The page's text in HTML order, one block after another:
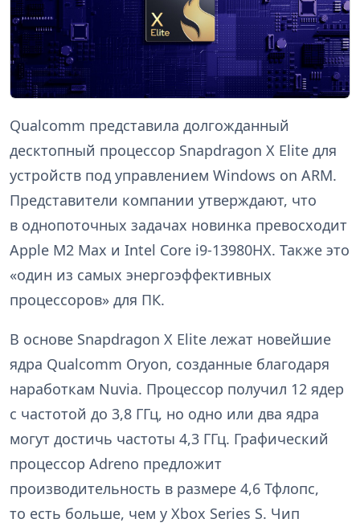
Qualcomm представила долгожданный
десктопный процессор Snapdragon X Elite для
устройств под управлением Windows on ARM.
Представители компании утверждают, что
в однопоточных задачах новинка превосходит
Apple M2 Max и Intel Core i9-13980HX. Также это
«один из самых энергоэффективных
процессоров» для ПК.
В основе Snapdragon X Elite лежат новейшие
ядра Qualcomm Oryon, созданные благодаря
наработкам Nuvia. Процессор получил 12 ядер
с частотой до 3,8 ГГц, но одно или два ядра
могут достичь частоты 4,3 ГГц. Графический
процессор Adreno предложит
производительность в размере 4,6 Тфлопс,
то есть больше, чем у Xbox Series S. Чип